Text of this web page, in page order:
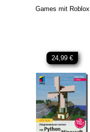
Games mit Roblox
24,99 €